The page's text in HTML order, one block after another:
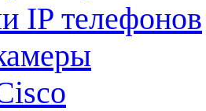
IP телефонов